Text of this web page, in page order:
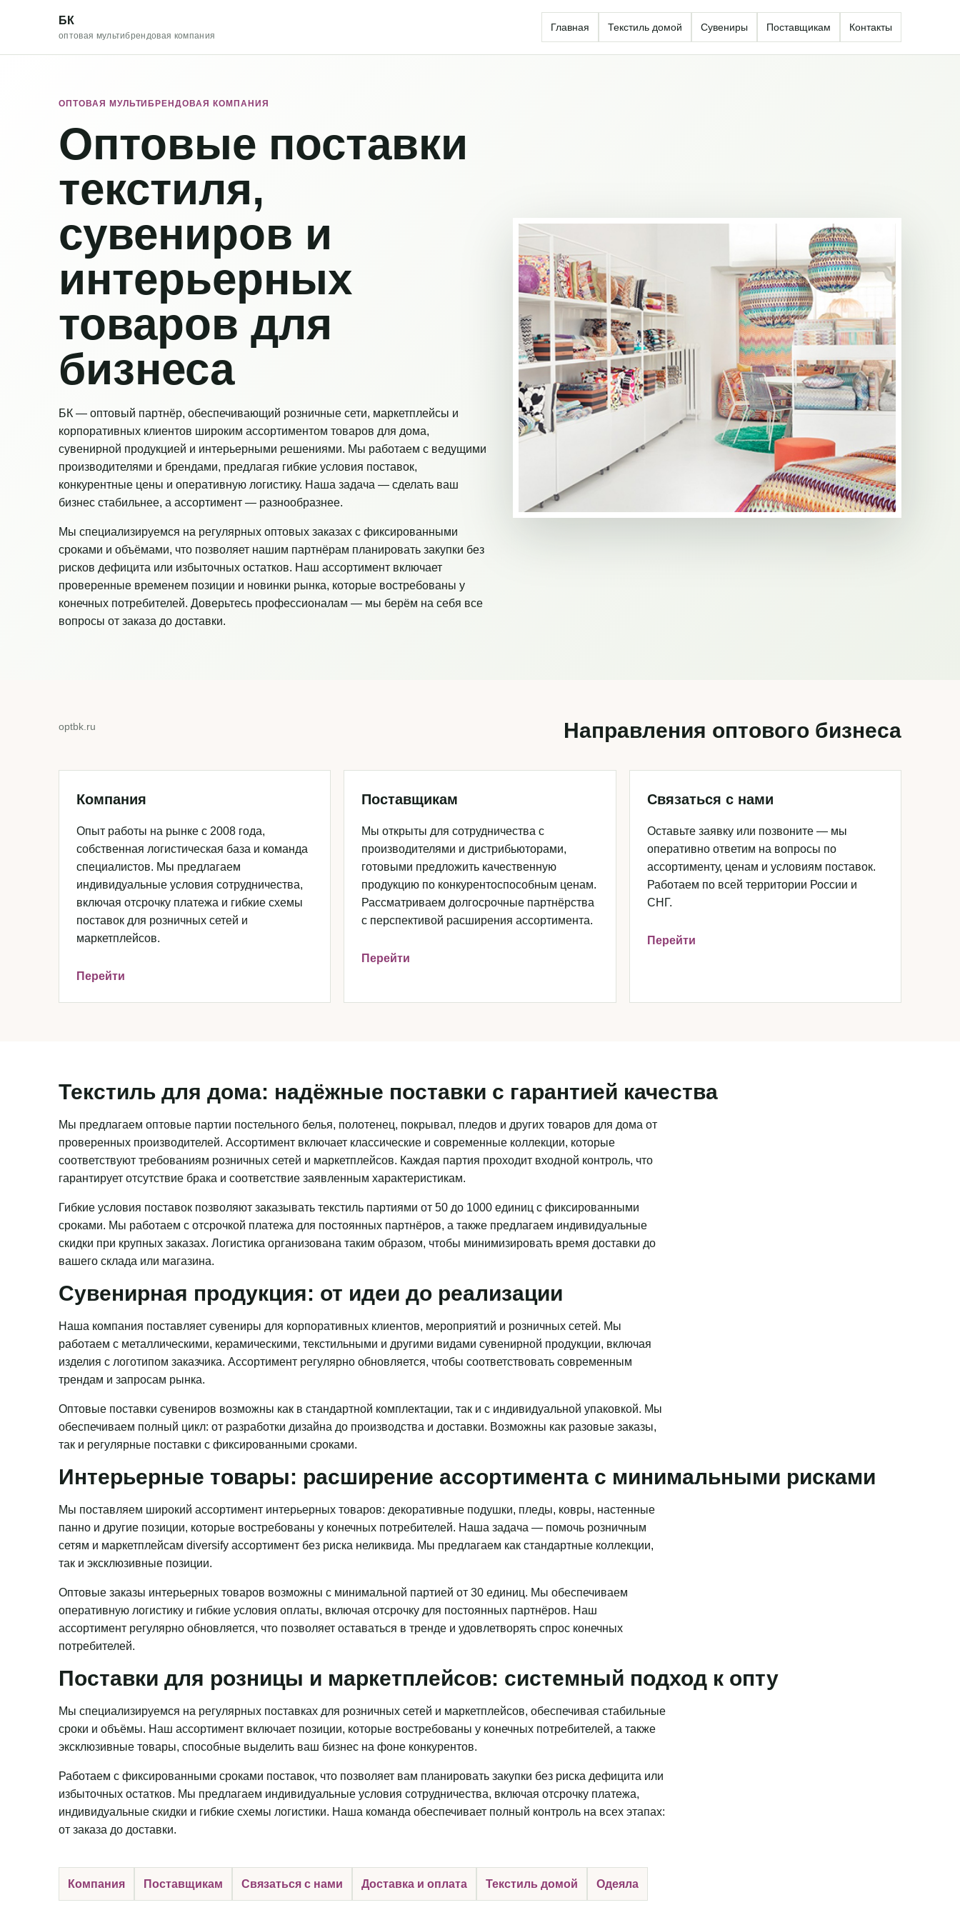
БК
оптовая мультибрендовая компания
Главная Текстиль домой Сувениры Поставщикам Контакты
ОПТОВАЯ МУЛЬТИБРЕНДОВАЯ КОМПАНИЯ
Оптовые поставки
текстиля,
сувениров и
интерьерных
товаров для
бизнеса
БК — оптовый партнёр, обеспечивающий розничные сети, маркетплейсы и
корпоративных клиентов широким ассортиментом товаров для дома,
сувенирной продукцией и интерьерными решениями. Мы работаем с ведущими
производителями и брендами, предлагая гибкие условия поставок,
конкурентные цены и оперативную логистику. Наша задача — сделать ваш
бизнес стабильнее, а ассортимент — разнообразнее.
Мы специализируемся на регулярных оптовых заказах с фиксированными
сроками и объёмами, что позволяет нашим партнёрам планировать закупки без
рисков дефицита или избыточных остатков. Наш ассортимент включает
проверенные временем позиции и новинки рынка, которые востребованы у
конечных потребителей. Доверьтесь профессионалам — мы берём на себя все
вопросы от заказа до доставки.
optbk.ru Направления оптового бизнеса
Компания
Опыт работы на рынке с 2008 года,
собственная логистическая база и команда
специалистов. Мы предлагаем
индивидуальные условия сотрудничества,
включая отсрочку платежа и гибкие схемы
поставок для розничных сетей и
маркетплейсов.
Перейти
Поставщикам
Мы открыты для сотрудничества с
производителями и дистрибьюторами,
готовыми предложить качественную
продукцию по конкурентоспособным ценам.
Рассматриваем долгосрочные партнёрства
с перспективой расширения ассортимента.
Перейти
Связаться с нами
Оставьте заявку или позвоните — мы
оперативно ответим на вопросы по
ассортименту, ценам и условиям поставок.
Работаем по всей территории России и
СНГ.
Перейти
Текстиль для дома: надёжные поставки с гарантией качества
Мы предлагаем оптовые партии постельного белья, полотенец, покрывал, пледов и других товаров для дома от
проверенных производителей. Ассортимент включает классические и современные коллекции, которые
соответствуют требованиям розничных сетей и маркетплейсов. Каждая партия проходит входной контроль, что
гарантирует отсутствие брака и соответствие заявленным характеристикам.
Гибкие условия поставок позволяют заказывать текстиль партиями от 50 до 1000 единиц с фиксированными
сроками. Мы работаем с отсрочкой платежа для постоянных партнёров, а также предлагаем индивидуальные
скидки при крупных заказах. Логистика организована таким образом, чтобы минимизировать время доставки до
вашего склада или магазина.
Сувенирная продукция: от идеи до реализации
Наша компания поставляет сувениры для корпоративных клиентов, мероприятий и розничных сетей. Мы
работаем с металлическими, керамическими, текстильными и другими видами сувенирной продукции, включая
изделия с логотипом заказчика. Ассортимент регулярно обновляется, чтобы соответствовать современным
трендам и запросам рынка.
Оптовые поставки сувениров возможны как в стандартной комплектации, так и с индивидуальной упаковкой. Мы
обеспечиваем полный цикл: от разработки дизайна до производства и доставки. Возможны как разовые заказы,
так и регулярные поставки с фиксированными сроками.
Интерьерные товары: расширение ассортимента с минимальными рисками
Мы поставляем широкий ассортимент интерьерных товаров: декоративные подушки, пледы, ковры, настенные
панно и другие позиции, которые востребованы у конечных потребителей. Наша задача — помочь розничным
сетям и маркетплейсам diversify ассортимент без риска неликвида. Мы предлагаем как стандартные коллекции,
так и эксклюзивные позиции.
Оптовые заказы интерьерных товаров возможны с минимальной партией от 30 единиц. Мы обеспечиваем
оперативную логистику и гибкие условия оплаты, включая отсрочку для постоянных партнёров. Наш
ассортимент регулярно обновляется, что позволяет оставаться в тренде и удовлетворять спрос конечных
потребителей.
Поставки для розницы и маркетплейсов: системный подход к опту
Мы специализируемся на регулярных поставках для розничных сетей и маркетплейсов, обеспечивая стабильные
сроки и объёмы. Наш ассортимент включает позиции, которые востребованы у конечных потребителей, а также
эксклюзивные товары, способные выделить ваш бизнес на фоне конкурентов.
Работаем с фиксированными сроками поставок, что позволяет вам планировать закупки без риска дефицита или
избыточных остатков. Мы предлагаем индивидуальные условия сотрудничества, включая отсрочку платежа,
индивидуальные скидки и гибкие схемы логистики. Наша команда обеспечивает полный контроль на всех этапах:
от заказа до доставки.
Компания Поставщикам Связаться с нами Доставка и оплата Текстиль домой Одеяла